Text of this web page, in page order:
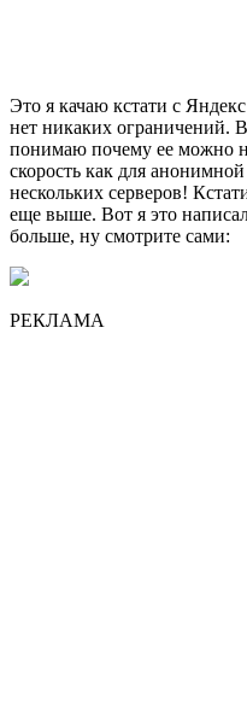
Это я качаю кстати с
нет никаких ограничений.
понимаю почему ее можно
скорость как для
нескольких серверов!
еще выше. Вот я это
больше, ну смотрите сами:
РЕКЛАМА